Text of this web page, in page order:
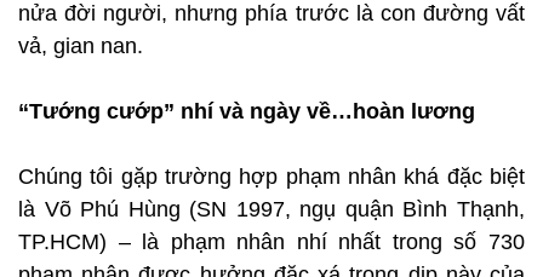
nửa đời người, nhưng phía trước là con đường vất
vả, gian nan.
“Tướng cướp” nhí và ngày về…hoàn lương
Chúng tôi gặp trường hợp phạm nhân khá đặc biệt
là Võ Phú Hùng (SN 1997, ngụ quận Bình Thạnh,
TP.HCM) – là phạm nhân nhí nhất trong số 730